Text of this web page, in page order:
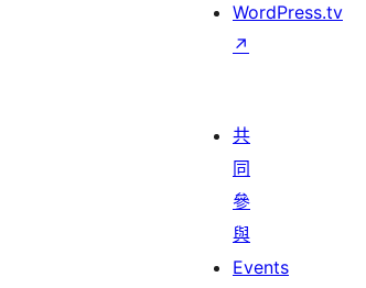
WordPress.tv
↗
共
同
參
與
Events